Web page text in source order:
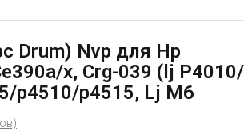
Drum) Nvp для Hp
x, Crg-039 (lj P4010/
p4510/p4515, Lj M6